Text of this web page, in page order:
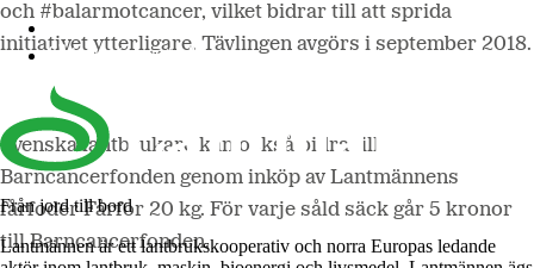
Lantmännen Cerealia
Lantmännen Unibake
Från jord till bord
Lantmännen är ett lantbrukskooperativ och norra Europas ledande
och #balarmotcancer, vilket bidrar till att sprida
initiativet ytterligare. Tävlingen avgörs i september 2018.
Svenska lantbrukare kan också bidra till
Barncancerfonden genom inköp av Lantmännens
fårfoder Fårfor 20 kg. För varje såld säck går 5 kronor
till Barncancerfonden.